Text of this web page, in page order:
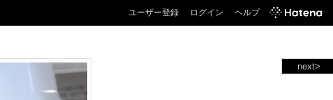
ユーザー登録 ログイン ヘルプ
next>